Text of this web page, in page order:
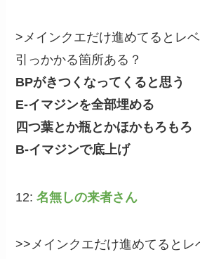
>メインクエだけ進めてるとレ
引っかかる箇所ある？
BPがきつくなってくると思う
E-イマジンを全部埋める
四つ葉とか瓶とかほかもろもろ
B-イマジンで底上げ
12:名無しの来者さん
>>メインクエだけ進めてるとレ